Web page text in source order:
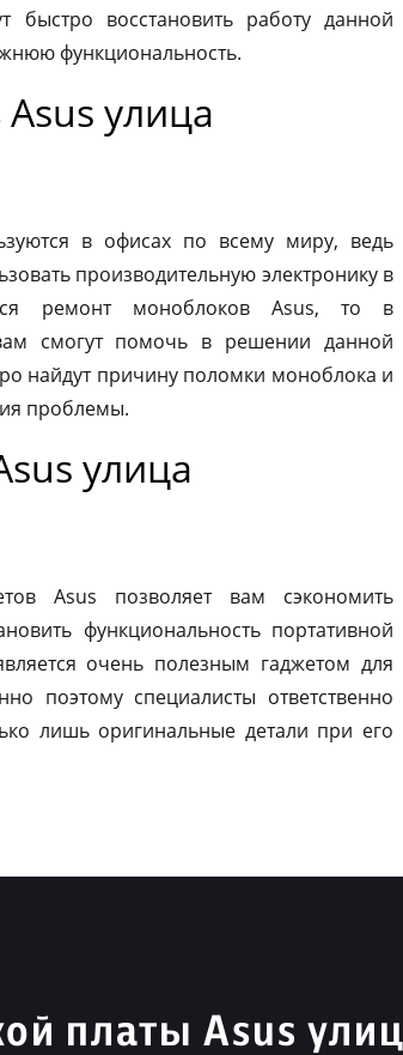
быстро восстановить работу данной
функциональность.
улица
в офисах по всему миру, ведь
производительную электронику в
ремонт моноблоков Asus, то в
смогут помочь в решении данной
найдут причину поломки моноблока и
проблемы.
улица
Asus позволяет вам сэкономить
функциональность портативной
очень полезным гаджетом для
поэтому специалисты ответственно
лишь оригинальные детали при его
платы Asus